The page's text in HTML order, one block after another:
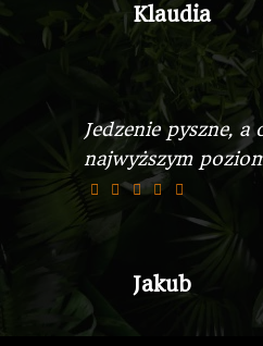
Klaudia
Jedzenie pyszne, a
najwyższym
Jakub